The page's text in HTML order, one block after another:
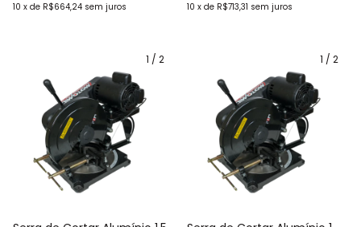
10 x de R$664,24 sem juros 10 x de R$713,31 sem juros
1 / 2 1 / 2